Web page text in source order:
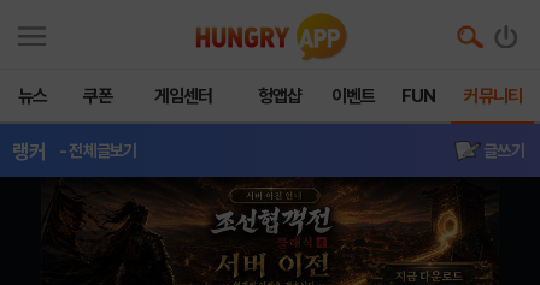
뉴스 쿠폰 게임센터 헝앱샵 이벤트 FUN 커뮤니티
랭커 - 전체글보기 글쓰기